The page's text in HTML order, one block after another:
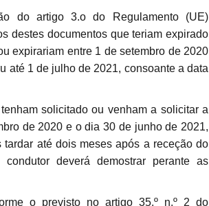
destes documentos que teriam expirado
expirariam entre 1 de setembro de 2020
até 1 de julho de 2021, consoante a data
solicitado ou venham a solicitar a
de 2020 e o dia 30 de junho de 2021,
até dois meses após a receção do
deverá demostrar perante as